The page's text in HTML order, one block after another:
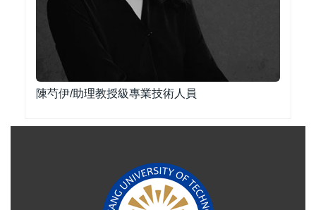
陳芍伊/助理教授級專業技術人員